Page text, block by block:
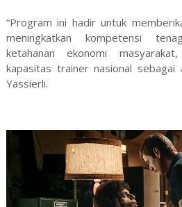
“Program ini hadir untuk
meningkatkan kompetensi
ketahanan ekonomi
kapasitas trainer nasional
Yassierli.